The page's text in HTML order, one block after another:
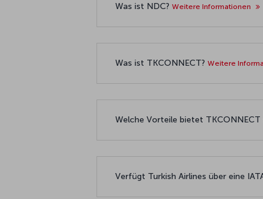
Was ist NDC? Weitere Informationen
Was ist TKCONNECT? Weitere
Welche Vorteile bietet
Verfügt Turkish Airlines über eine